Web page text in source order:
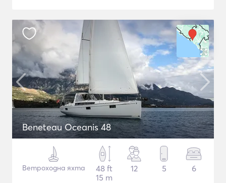
Beneteau Oceanis 48
Ветроходна яхта
48 ft
15 m
12 5 6